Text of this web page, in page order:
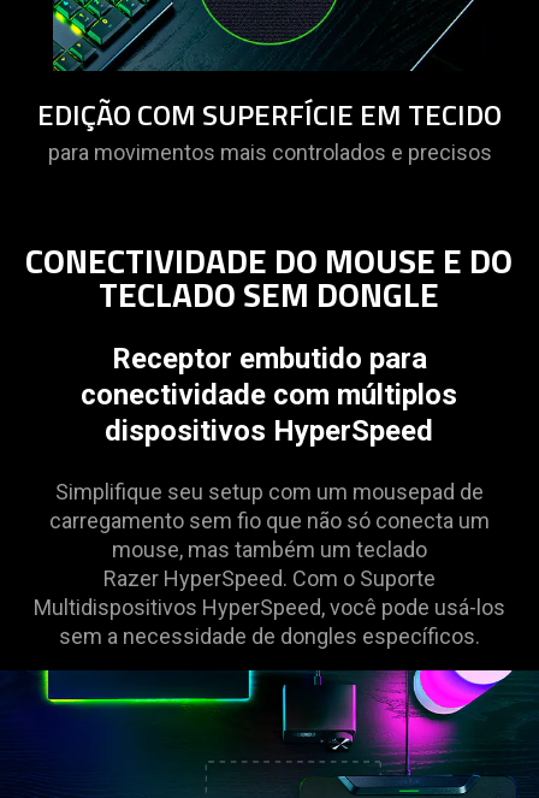
EDIÇÃO COM SUPERFÍCIE EM TECIDO
para movimentos mais controlados e precisos
CONECTIVIDADE DO MOUSE E DO
TECLADO SEM DONGLE
Receptor embutido para
conectividade com múltiplos
dispositivos HyperSpeed
Simplifique seu setup com um mousepad de
carregamento sem fio que não só conecta um
mouse, mas também um teclado
Razer HyperSpeed. Com o Suporte
Multidispositivos HyperSpeed, você pode usá-los
sem a necessidade de dongles específicos.